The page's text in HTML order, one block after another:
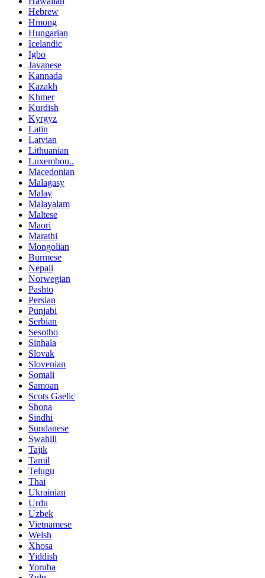
Hebrew
Hmong
Hungarian
Icelandic
Igbo
Javanese
Kannada
Kazakh
Khmer
Kurdish
Kyrgyz
Latin
Latvian
Lithuanian
Luxembou..
Macedonian
Malagasy
Malay
Malayalam
Maltese
Maori
Marathi
Mongolian
Burmese
Nepali
Norwegian
Pashto
Persian
Punjabi
Serbian
Sesotho
Sinhala
Slovak
Slovenian
Somali
Samoan
Scots Gaelic
Shona
Sindhi
Sundanese
Swahili
Tajik
Tamil
Telugu
Thai
Ukrainian
Urdu
Uzbek
Vietnamese
Welsh
Xhosa
Yiddish
Yoruba